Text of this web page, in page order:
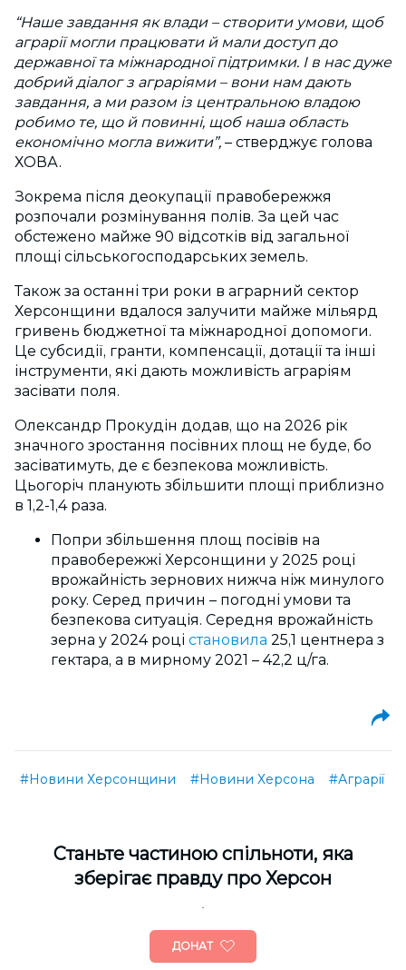
“Наше завдання як влади – створити умови, щоб
аграрії могли працювати й мали доступ до
державної та міжнародної підтримки. І в нас дуже
добрий діалог з аграріями – вони нам дають
завдання, а ми разом із центральною владою
робимо те, що й повинні, щоб наша область
економічно могла вижити”, – стверджує голова
ХОВА.
Зокрема після деокупації правобережжя
розпочали розмінування полів. За цей час
обстежено майже 90 відсотків від загальної
площі сільськогосподарських земель.
Також за останні три роки в аграрний сектор
Херсонщини вдалося залучити майже мільярд
гривень бюджетної та міжнародної допомоги.
Це субсидії, гранти, компенсації, дотації та інші
інструменти, які дають можливість аграріям
засівати поля.
Олександр Прокудін додав, що на 2026 рік
значного зростання посівних площ не буде, бо
засіватимуть, де є безпекова можливість.
Цьогоріч планують збільшити площі приблизно
в 1,2-1,4 раза.
Попри збільшення площ посівів на
правобережжі Херсонщини у 2025 році
врожайність зернових нижча ніж минулого
року. Серед причин – погодні умови та
безпекова ситуація. Середня врожайність
зерна у 2024 році становила 25,1 центнера з
гектара, а в мирному 2021 – 42,2 ц/га.
#Новини Херсонщини #Новини Херсона #Аграрії
Cтаньте частиною спільноти, яка
зберігає правду про Херсон
ДОНАТ